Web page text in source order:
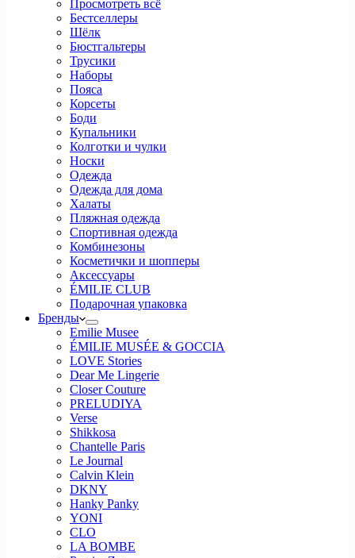
Просмотреть всё
Бестселлеры
Шёлк
Бюстгальтеры
Трусики
Наборы
Пояса
Корсеты
Боди
Купальники
Колготки и чулки
Носки
Одежда
Одежда для дома
Халаты
Пляжная одежда
Спортивная одежда
Комбинезоны
Косметички и шопперы
Аксессуары
ÉMILIE CLUB
Подарочная упаковка
Бренды
Emilie Musee
ÉMILIE MUSÉE & GOCCIA
LOVE Stories
Dear Me Lingerie
Closer Couture
PRELUDIYA
Verse
Shikkosa
Chantelle Paris
Le Journal
Calvin Klein
DKNY
Hanky Panky
YONI
CLO
LA BOMBE